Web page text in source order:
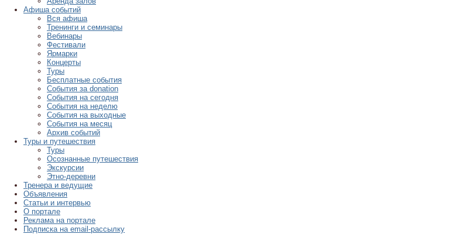
Афиша событий
Вся афиша
Тренинги и семинары
Вебинары
Фестивали
Ярмарки
Концерты
Туры
Бесплатные события
События за donation
События на сегодня
События на неделю
События на выходные
События на месяц
Архив событий
Туры и путешествия
Туры
Осознанные путешествия
Экскурсии
Этно-деревни
Тренера и ведущие
Объявления
Статьи и интервью
О портале
Реклама на портале
Подписка на email-рассылку